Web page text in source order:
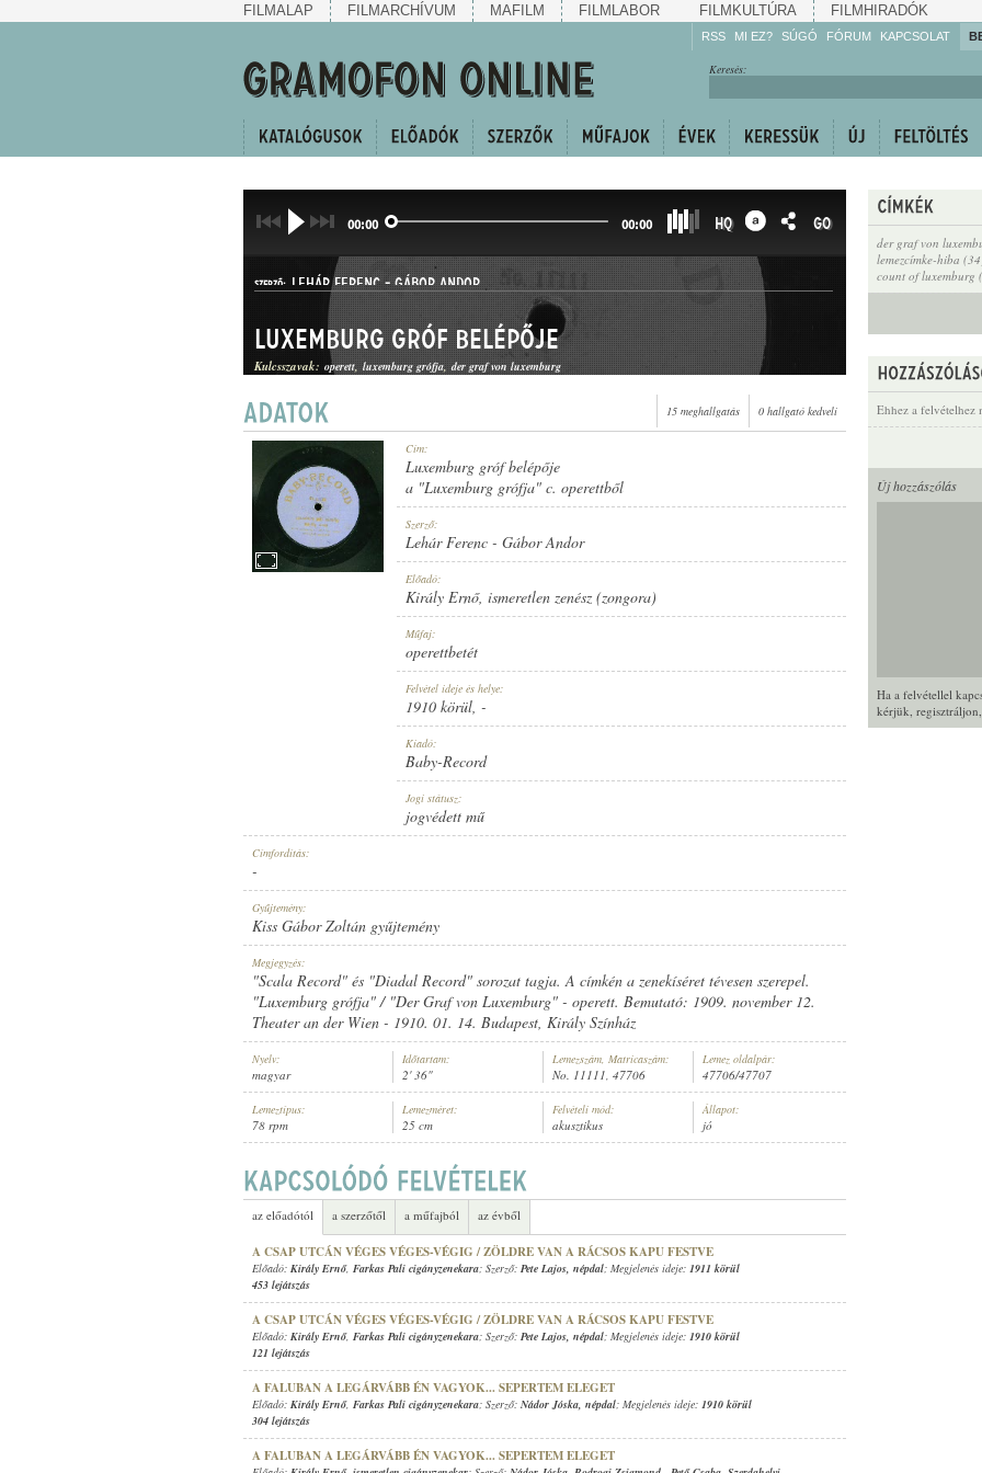
FILMALAP FILMARCHÍVUM MAFILM FILMLABOR FILMKULTÚRA FILMHIRADÓK
RSS MI EZ? SÚGÓ
Gyarapítsa!
FÓRUM KAPCSOLAT
Keresés:
der graf von
lemezcímke-hiba
count of luxemburg
Ehhez a felvételhez
Új hozzászólás
Ha a felvétellel
kérjük, regisztráljon
00:00 00:00 HQ GO
ELŐADÓ: KIRÁLY ERNŐ ISMERETLEN ZENÉSZ (ZONGORA)
SZERZŐ: LEHÁR FERENC-GÁBOR ANDOR
OPERETTBETÉT
1910 KÖRÜL
NO. 11111
Luxemburg gróf belépője
Kulcsszavak: operett luxemburg grófja der graf von luxemburg
15 meghallgatás 0 hallgató kedveli
Cím:
Luxemburg gróf belépője
a "Luxemburg grófja" c. operettből
Szerző:
Lehár Ferenc - Gábor Andor
Előadó:
Király Ernő, ismeretlen zenész (zongora)
Műfaj:
operettbetét
Felvétel ideje és helye:
1910 körül, -
Kiadó:
Baby-Record
Jogi státusz:
jogvédett mű
Címfordítás:
-
Gyűjtemény:
Kiss Gábor Zoltán gyűjtemény
Megjegyzés:
"Scala Record" és "Diadal Record" sorozat tagja. A címkén a zenekíséret tévesen szerepel.
"Luxemburg grófja" / "Der Graf von Luxemburg" - operett. Bemutató: 1909. november 12.
Theater an der Wien - 1910. 01. 14. Budapest, Király Színház
Nyelv:
magyar
Időtartam:
2' 36"
Lemezszám, Matricaszám:
No. 11111, 47706
Lemez oldalpár:
47706/47707
Lemeztípus:
78 rpm
Lemezméret:
25 cm
Felvételi mód:
akusztikus
Állapot:
jó
az előadótól a szerzőtől a műfajból az évből
A CSAP UTCÁN VÉGES VÉGES-VÉGIG / ZÖLDRE VAN A RÁCSOS KAPU FESTVE
Előadó: Király Ernő, Farkas Pali cigányzenekara; Szerző: Pete Lajos, népdal; Megjelenés ideje: 1911 körül
453 lejátszás
A CSAP UTCÁN VÉGES VÉGES-VÉGIG / ZÖLDRE VAN A RÁCSOS KAPU FESTVE
Előadó: Király Ernő, Farkas Pali cigányzenekara; Szerző: Pete Lajos, népdal; Megjelenés ideje: 1910 körül
121 lejátszás
A FALUBAN A LEGÁRVÁBB ÉN VAGYOK... SEPERTEM ELEGET
Előadó: Király Ernő, Farkas Pali cigányzenekara; Szerző: Nádor Jóska, népdal; Megjelenés ideje: 1910 körül
304 lejátszás
A FALUBAN A LEGÁRVÁBB ÉN VAGYOK... SEPERTEM ELEGET